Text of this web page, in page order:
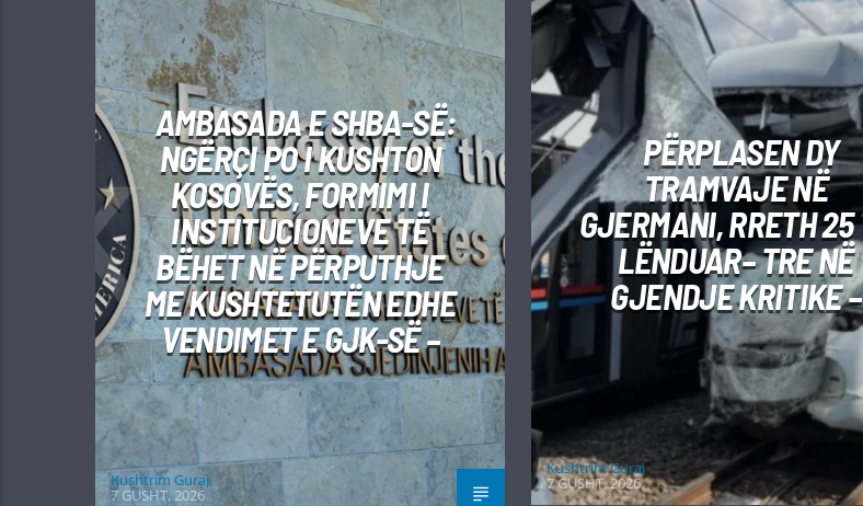
AMBASADA E SHBA-SË:
NGËRÇI PO I KUSHTON
KOSOVËS, FORMIMI I
INSTITUCIONEVE TË
BËHET NË PËRPUTHJE
ME KUSHTETUTËN EDHE
VENDIMET E GJK-SË –
Kushtrim Guraj
7 GUSHT, 2026
PËRPLASEN DY
TRAMVAJE NË
GJERMANI, RRETH 25
LËNDUAR– TRE NË
GJENDJE KRITIKE –
Kushtrim Guraj
7 GUSHT, 2026